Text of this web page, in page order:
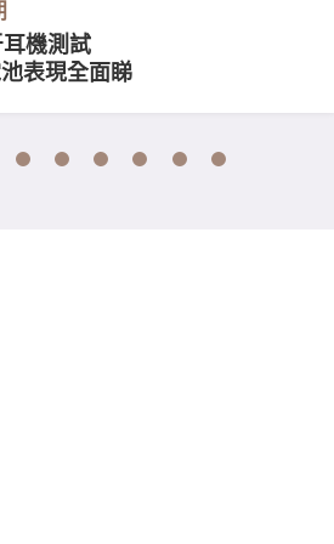
機測試
表現全面睇
4 5 6 7 8 9